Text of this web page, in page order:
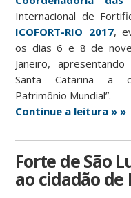
Internacional de
ICOFORT-RIO 2017,
os dias 6 e 8 de
Janeiro,
Santa Catarina a
Patrimônio Mundial”.
Continue a leitura » »
Forte de São
ao cidadão